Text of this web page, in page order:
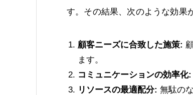
す。その結果、次のような効果
顧客ニーズに合致した施策:
ます。
コミュニケーションの効率化:
リソースの最適配分: 無駄の